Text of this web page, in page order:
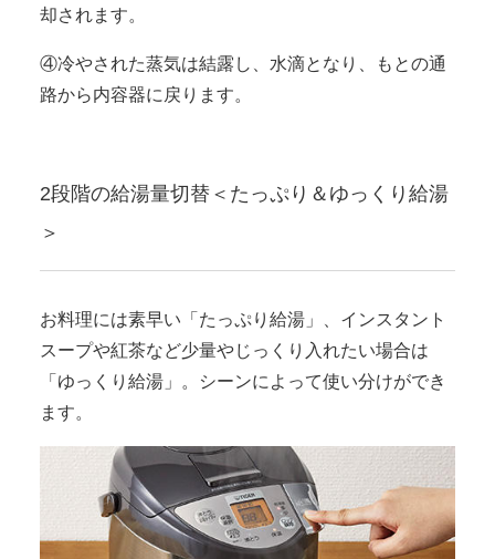
却されます。
④冷やされた蒸気は結露し、水滴となり、もとの通
路から内容器に戻ります。
2段階の給湯量切替＜たっぷり＆ゆっくり給湯
＞
お料理には素早い「たっぷり給湯」、インスタント
スープや紅茶など少量やじっくり入れたい場合は
「ゆっくり給湯」。シーンによって使い分けができ
ます。